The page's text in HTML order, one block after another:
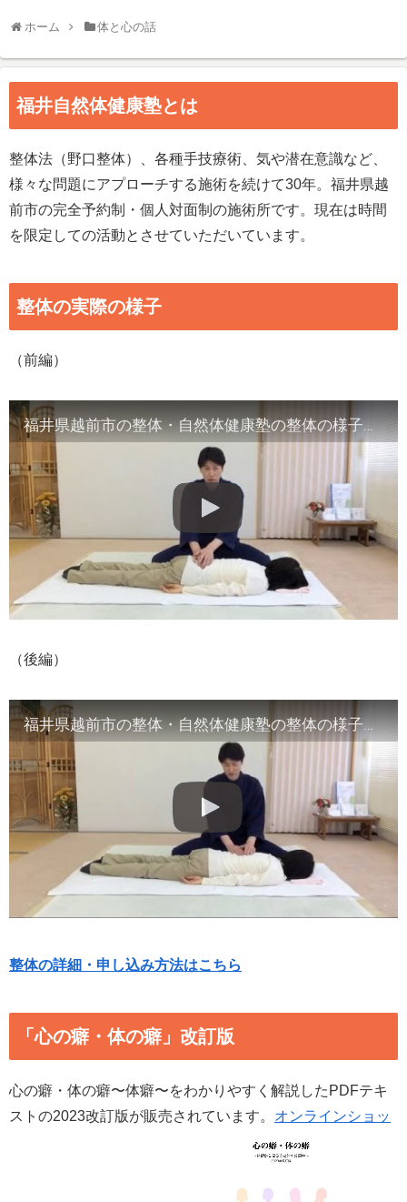
ホーム 体と心の話
福井自然体健康塾とは
整体法（野口整体）、各種手技療術、気や潜在意識など、
様々な問題にアプローチする施術を続けて30年。福井県越
前市の完全予約制・個人対面制の施術所です。現在は時間
を限定しての活動とさせていただいています。
整体の実際の様子
（前編）
福井県越前市の整体・自然体健康塾の整体の様子（1）背骨の観察／骨盤他
（後編）
福井県越前市の整体・自然体健康塾の整体の様子（2）腹部や首など
整体の詳細・申し込み方法はこちら
「心の癖・体の癖」改訂版
心の癖・体の癖〜体癖〜をわかりやすく解説したPDFテキ
ストの2023改訂版が販売されています。 オンラインショッ